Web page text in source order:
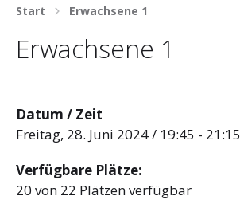
Start Erwachsene 1
Erwachsene 1
Datum / Zeit
Freitag, 28. Juni 2024 / 19:45 - 21:15
Verfügbare Plätze:
20 von 22 Plätzen verfügbar